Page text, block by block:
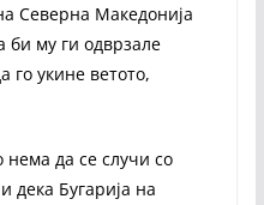
Северна Македонија
би му ги одврзале
го укине ветото,
да се случи со
дека Бугарија на